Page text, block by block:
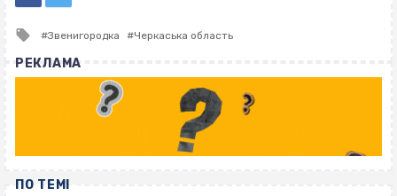
Tagged
Звенигородка Черкаська область
РЕКЛАМА
ПО ТЕМІ